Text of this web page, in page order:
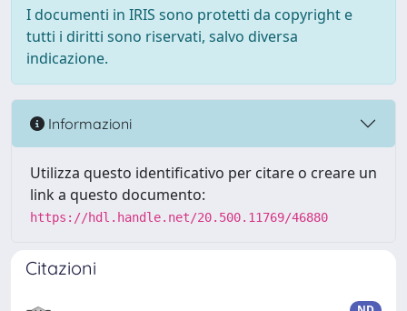
I documenti in IRIS sono protetti da copyright e
tutti i diritti sono riservati, salvo diversa
indicazione.
Informazioni
Utilizza questo identificativo per citare o creare un
link a questo documento:
https://hdl.handle.net/20.500.11769/46880
Citazioni